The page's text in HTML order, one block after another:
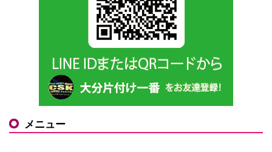
メニュー